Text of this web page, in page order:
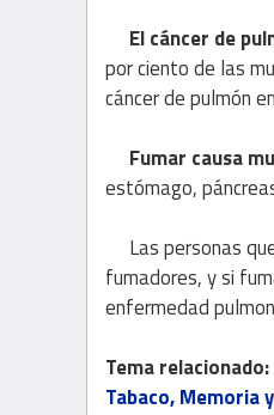
El cáncer de
por ciento de las
cáncer de pulmón
Fumar causa
estómago,
Las personas
fumadores, y si
enfermedad
Tema relacionado:
Tabaco, Memoria